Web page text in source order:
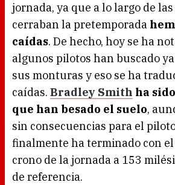
jornada, ya que a lo largo de
cerraban la pretemporada
caídas. De hecho, hoy se ha
algunos pilotos han buscado
sus monturas y eso se ha
caídas. Bradley Smith ha
que han besado el suelo,
sin consecuencias para el
finalmente ha terminado con
crono de la jornada a 153
de referencia.